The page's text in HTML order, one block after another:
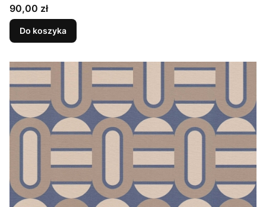
Cena
90,00 zł
Do koszyka